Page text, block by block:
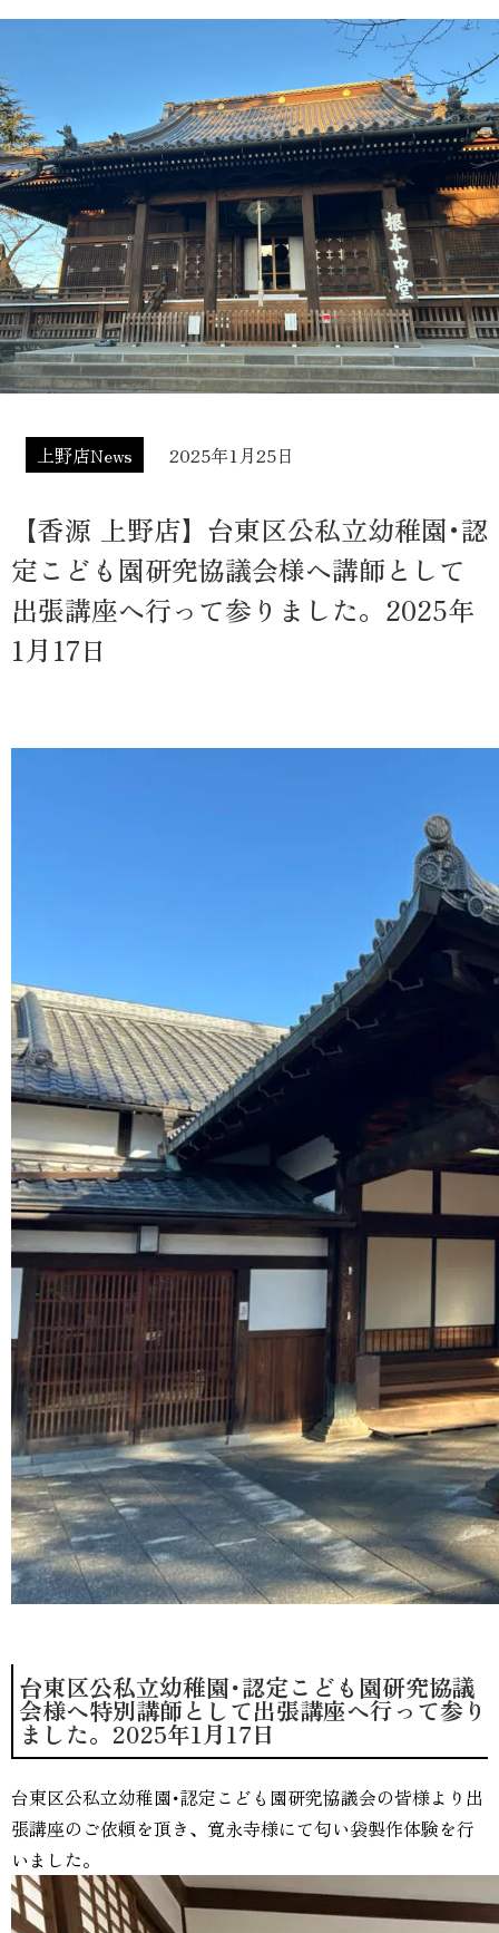
上野店News 2025年1月25日
【香源 上野店】台東区公私立幼稚園･認
定こども園研究協議会様へ講師として
出張講座へ行って参りました。2025年
1月17日
台東区公私立幼稚園･認定こども園研究協議
会様へ特別講師として出張講座へ行って参り
ました。2025年1月17日
台東区公私立幼稚園･認定こども園研究協議会の皆様より出
張講座のご依頼を頂き、寛永寺様にて匂い袋製作体験を行
いました。